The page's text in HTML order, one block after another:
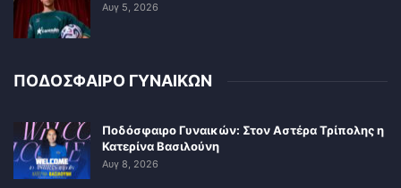
Αυγ 5, 2026
ΠΟΔΟΣΦΑΙΡΟ ΓΥΝΑΙΚΩΝ
Ποδόσφαιρο Γυναικών: Στον Αστέρα Τρίπολης η
Κατερίνα Βασιλούνη
Αυγ 8, 2026